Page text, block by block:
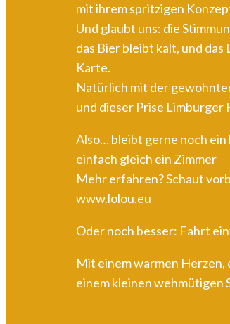
mit ihrem spritzigen
Und glaubt uns: die
das Bier bleibt kalt, und
Karte.
Natürlich mit der
und dieser Prise Limburger
Also… bleibt gerne noch
einfach gleich ein Zimmer
Mehr erfahren? Schaut
www.lolou.eu
Oder noch besser: Fahrt
Mit einem warmen Herzen,
einem kleinen wehmütigen